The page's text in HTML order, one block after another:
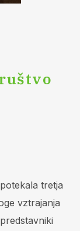
tretja
vztrajanja